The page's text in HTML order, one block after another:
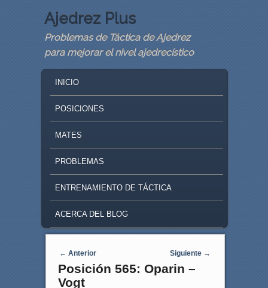
Ajedrez Plus
Problemas de Táctica de Ajedrez
para mejorar el nivel ajedrecístico
SKIP TO PRIMARY CONTENT
SKIP TO SECONDARY CONTENT
INICIO
POSICIONES
MATES
PROBLEMAS
ENTRENAMIENTO DE TÁCTICA
ACERCA DEL BLOG
Navegaci�n de entradas
← Anterior Siguiente →
Posición 565: Oparin –
Vogt